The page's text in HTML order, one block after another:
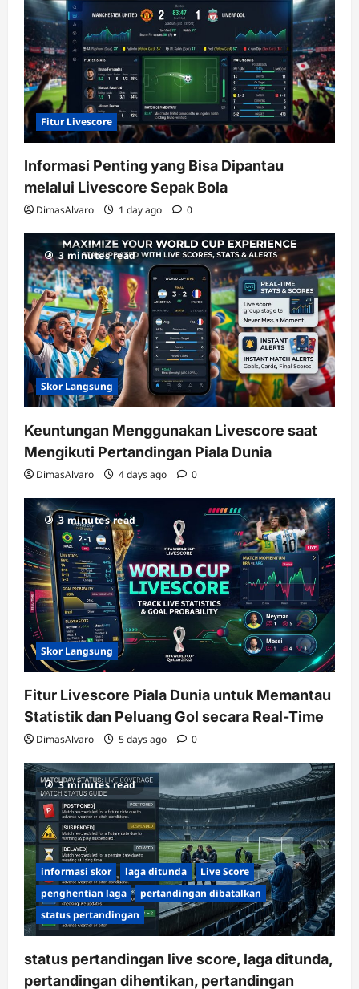
Fitur Livescore
Informasi Penting yang Bisa Dipantau
melalui Livescore Sepak Bola
DimasAlvaro 1 day ago 0
3 minutes read
Skor Langsung
Keuntungan Menggunakan Livescore saat
Mengikuti Pertandingan Piala Dunia
DimasAlvaro 4 days ago 0
3 minutes read
Skor Langsung
Fitur Livescore Piala Dunia untuk Memantau
Statistik dan Peluang Gol secara Real-Time
DimasAlvaro 5 days ago 0
3 minutes read
informasi skor laga ditunda
Live Score
penghentian laga
pertandingan dibatalkan
status pertandingan
status pertandingan live score, laga ditunda,
pertandingan dihentikan, pertandingan